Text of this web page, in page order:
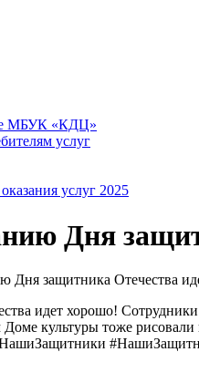
МБУК «КДЦ»
услуг
услуг 2025
Дня
Дня защитника Отечества
идет хорошо!
культуры тоже